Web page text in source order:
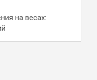
на весах: